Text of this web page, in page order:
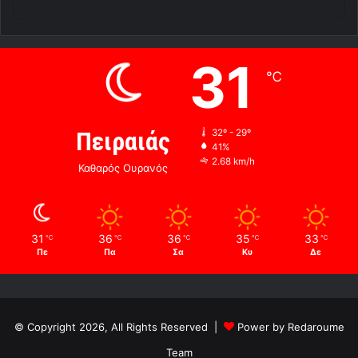
Πειραιάς
Καθαρός Ουρανός
31 ℃
32º - 29º
41%
2.68 km/h
31 ℃
Πε
36 ℃
Πα
36 ℃
Σα
35 ℃
Κυ
33 ℃
Δε
© Copyright 2026, All Rights Reserved |
Power by Redaroume
Team